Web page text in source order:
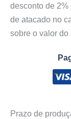
desconto de
de atacado no
sobre o valor do
Prazo de